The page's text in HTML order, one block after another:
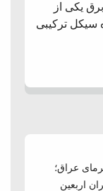
یکی از
سیکل ترکیبی
عراق؛
اربعین